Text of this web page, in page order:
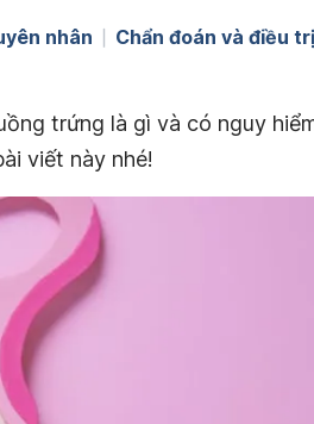
nhân Chẩn đoán và điều trị
trứng là gì và có nguy
viết này nhé!